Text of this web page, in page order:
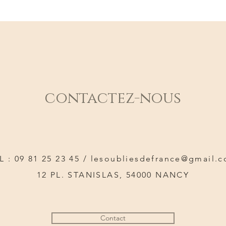
contactez-nous
: 09 81 25 23 45 /
12 PL. STANISLAS, 54000 NANCY
Contact